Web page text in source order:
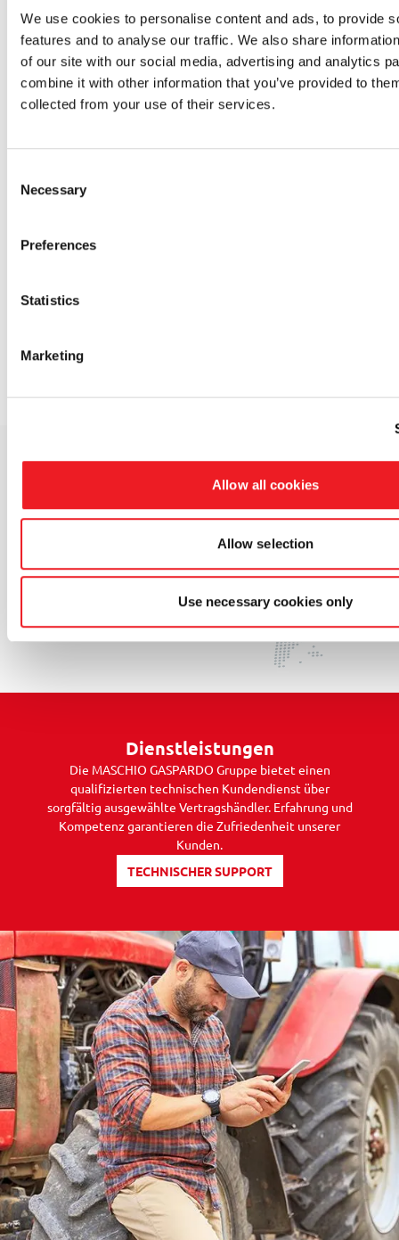
We use cookies to personalise content and ads, to provide
features and to analyse our traffic. We also share
of our site with our social media, advertising and analytics
combine it with other information that you’ve provided to
collected from your use of their services.
Selection
Necessary
Preferences
Statistics
Marketing
Allow all cookies
Allow selection
Use necessary cookies only
TANK GROUP
Total emptying polyethylene tank
Circuit rinse tank with connections and rinse tank rotating jet
Hinged lid with bayonet joint
Empty level
FILLING AND FILTERING
Hydraulic tank agitator
Double pump with hydraulic drive with 1 pair of quick couplings
CONTROL GROUP
distribution
Finden Sie Ihren Händler in der Nähe
MASCHIO GASPARDO ist immer an Ihrer Seite. Suchen Sie nach
Dienstleistungen
Die MASCHIO GASPARDO Gruppe bietet einen
qualifizierten technischen Kundendienst über
sorgfältig ausgewählte Vertragshändler. Erfahrung und
Kompetenz garantieren die Zufriedenheit unserer
Kunden.
TECHNISCHER SUPPORT